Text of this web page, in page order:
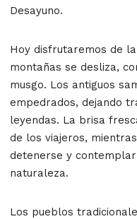
Desayuno.
Hoy disfrutaremos de
montañas se desliza,
musgo. Los antiguos
empedrados, dejando
leyendas. La brisa
de los viajeros,
detenerse y
naturaleza.
Los pueblos